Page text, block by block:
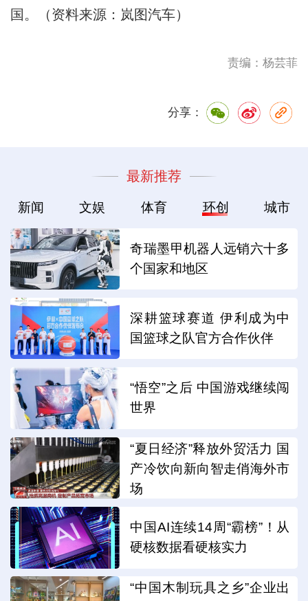
国。（资料来源：岚图汽车）
责编：杨芸菲
分享：
最新推荐
新闻 文娱 体育 环创 城市
奇瑞墨甲机器人远销六十多
个国家和地区
深耕篮球赛道 伊利成为中
国篮球之队官方合作伙伴
“悟空”之后 中国游戏继续闯
世界
“夏日经济”释放外贸活力 国
产冷饮向新向智走俏海外市
场
中国AI连续14周“霸榜”！从
硬核数据看硬核实力
“中国木制玩具之乡”企业出